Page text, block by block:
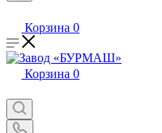
Корзина 0
Корзина 0